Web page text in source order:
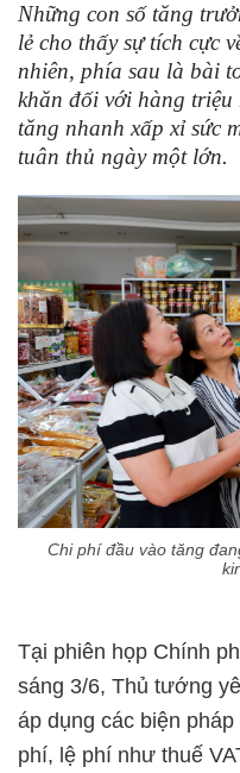
Những con số tăng
lẻ cho thấy sự tích cực
nhiên, phía sau là bài
khăn đối với hàng
tăng nhanh xấp xỉ sức
tuân thủ ngày một lớn.
Chi phí đầu vào tăng
Tại phiên họp Chính
sáng 3/6, Thủ tướng
áp dụng các biện
phí, lệ phí như thuế